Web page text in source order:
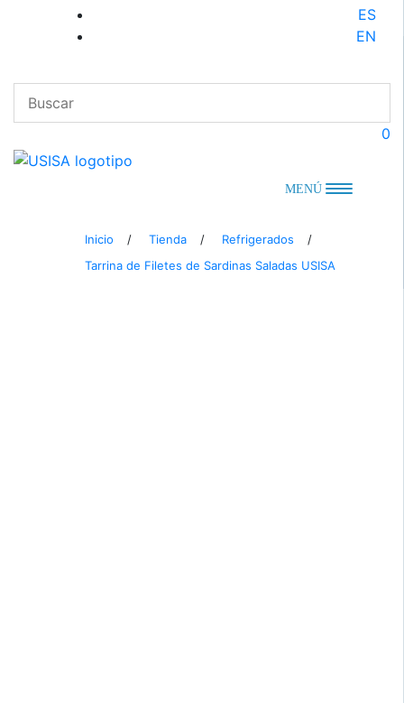
ES
EN
0
MENÚ
Inicio / Tienda / Refrigerados
/
Tarrina de Filetes de Sardinas Saladas USISA